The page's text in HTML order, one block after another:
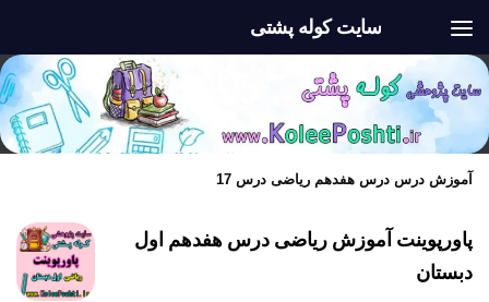
سایت کوله پشتی
آموزش درس درس هفدهم ریاضی درس 17
پاورپوینت آموزش ریاضی درس هفدهم اول
دبستان